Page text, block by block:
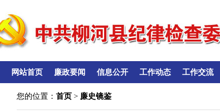
网站首页 廉政要闻 信息公开 工作动态 工作交流
您的位置：首页 > 廉史镜鉴